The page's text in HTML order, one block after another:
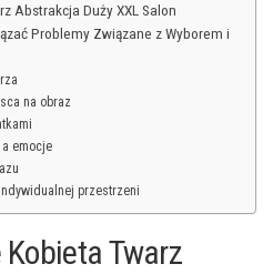
Abstrakcja Duży XXL Salon
Problemy Związane z Wyborem i
na obraz
emocje
przestrzeni
Kobieta Twarz